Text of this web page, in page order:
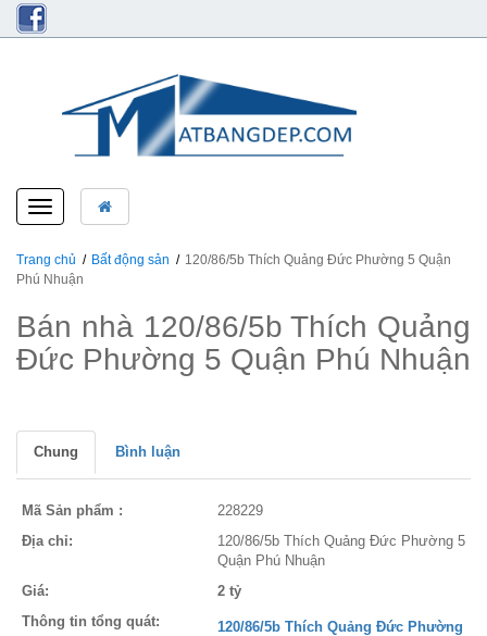
Toggle
navigation
Trang chủ Bất động sản
120/86/5b Thích Quảng Đức Phường 5 Quận
Phú Nhuận
Bán nhà 120/86/5b Thích Quảng
Đức Phường 5 Quận Phú Nhuận
Chung Bình luận
Mã Sản phẩm :
228229
Địa chỉ:
120/86/5b Thích Quảng Đức Phường 5
Quận Phú Nhuận
Giá:
2 tỷ
Thông tin tổng quát:
120/86/5b Thích Quảng Đức Phường